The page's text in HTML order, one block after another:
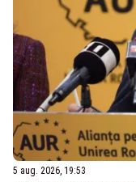
5 aug. 2026, 19:53